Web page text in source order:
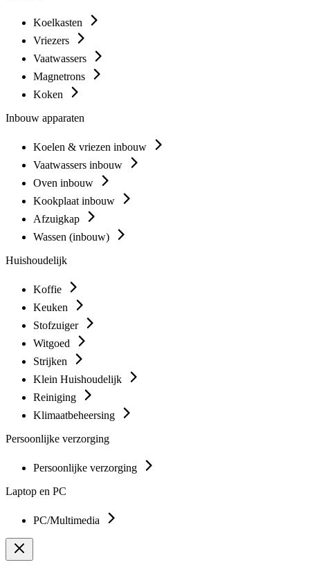
Koelkasten
Vriezers
Vaatwassers
Magnetrons
Koken
Inbouw apparaten
Koelen & vriezen inbouw
Vaatwassers inbouw
Oven inbouw
Kookplaat inbouw
Afzuigkap
Wassen (inbouw)
Huishoudelijk
Koffie
Keuken
Stofzuiger
Witgoed
Strijken
Klein Huishoudelijk
Reiniging
Klimaatbeheersing
Persoonlijke verzorging
Persoonlijke verzorging
Laptop en PC
PC/Multimedia